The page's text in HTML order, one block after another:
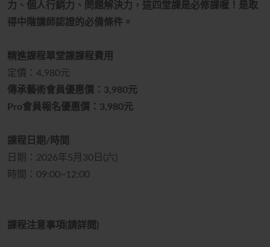
力、個人行銷力、問題解決力， 這四堂課是必修課喔！是取
得中階講師認證的必備條件 。
精進課程單堂課課程費用
定價：4,980元
傳承藝術會員優惠價：3,980元
Pro會員報名優惠價：3,980元
課程日期/時間
日期：2026年5月30日(六)
時間：09:00~12:00
課程注意事項(請詳閱)